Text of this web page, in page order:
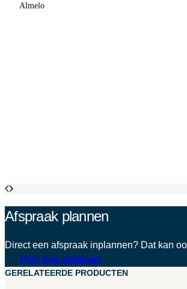
Almelo
Afspraak plannen
Direct een afspraak inplannen? Dat kan
Plan een afspraak
GERELATEERDE PRODUCTEN